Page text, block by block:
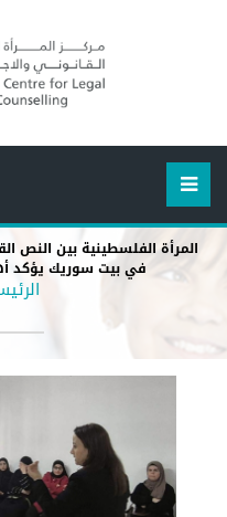
المرأة الفلسطينية بين النص
في بيت سوريك يؤكد